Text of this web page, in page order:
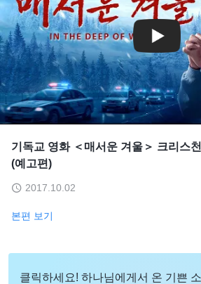
기독교 영화 ＜매서운 겨울＞ 크리스
(예고편)
2017.10.02
본편 보기
클릭하세요! 하나님에게서 온 기쁜